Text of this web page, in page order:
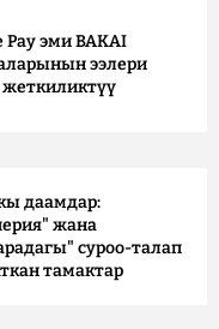
Pay эми BAKAI
ээлери
даамдар:
жана
суроо-талап
тамактар